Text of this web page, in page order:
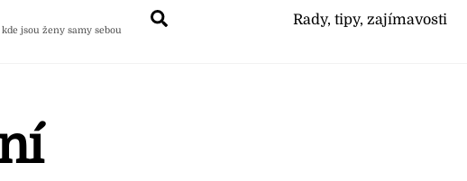
kde jsou ženy samy sebou
Rady, tipy, zajímavosti